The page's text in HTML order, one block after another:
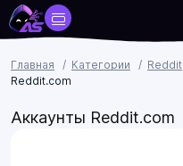
Главная Категории Reddit
Reddit.com
Аккаунты Reddit.com